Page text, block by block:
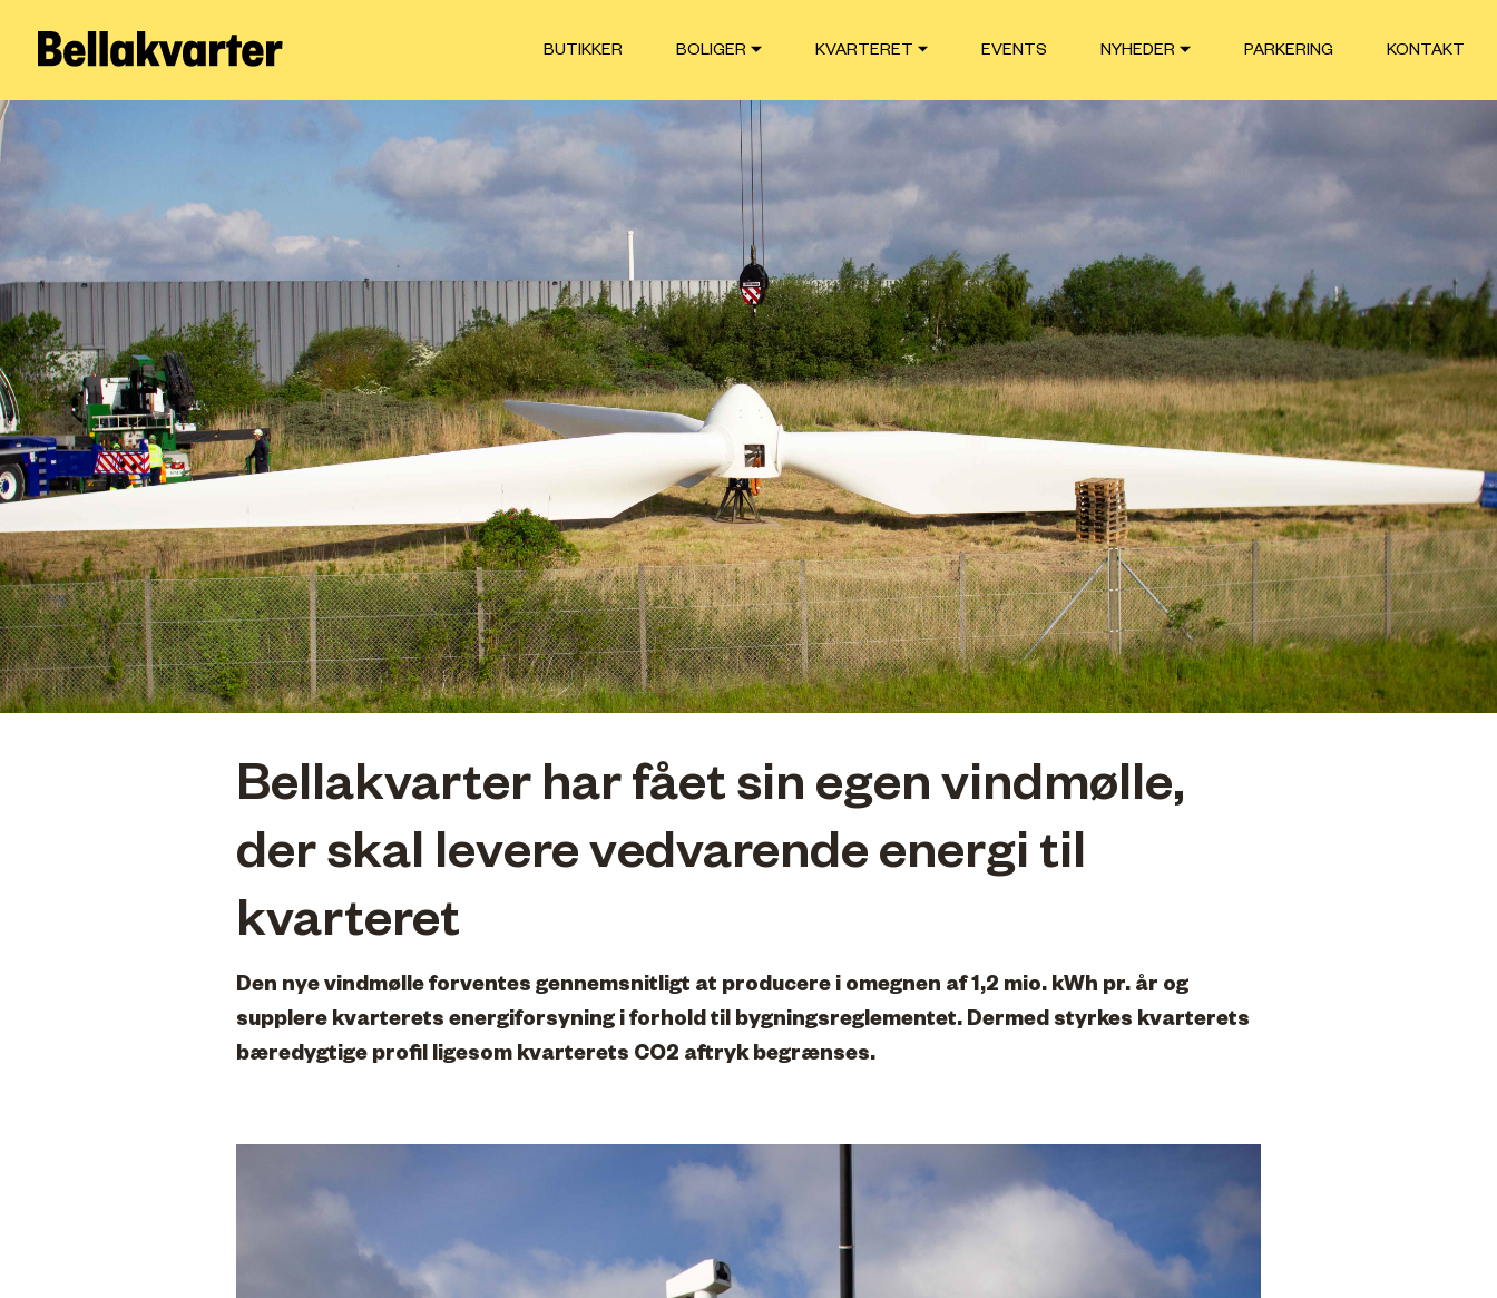
BUTIKKER BOLIGER KVARTERET EVENTS NYHEDER PARKERING KONTAKT
Bellakvarter har fået sin egen vindmølle,
der skal levere vedvarende energi til
kvarteret
Den nye vindmølle forventes gennemsnitligt at producere i omegnen af 1,2 mio. kWh pr. år og
supplere kvarterets energiforsyning i forhold til bygningsreglementet. Dermed styrkes kvarterets
bæredygtige profil ligesom kvarterets CO2 aftryk begrænses.